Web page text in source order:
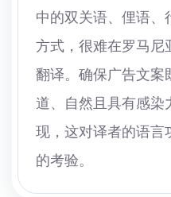
中的双关语、俚语、
方式，很难在罗马尼
翻译。确保广告文案
道、自然且具有感染
现，这对译者的语言
的考验。